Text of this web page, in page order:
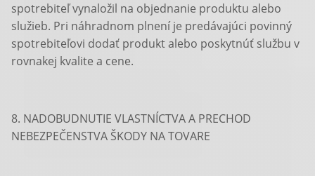
spotrebiteľ vynaložil na objednanie produktu alebo
služieb. Pri náhradnom plnení je predávajúci povinný
spotrebiteľovi dodať produkt alebo poskytnúť službu v
rovnakej kvalite a cene.
8. NADOBUDNUTIE VLASTNÍCTVA A PRECHOD
NEBEZPEČENSTVA ŠKODY NA TOVARE